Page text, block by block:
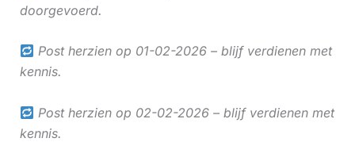
doorgevoerd.
Post herzien op 01-02-2026 – blijf verdienen met
kennis.
Post herzien op 02-02-2026 – blijf verdienen met
kennis.